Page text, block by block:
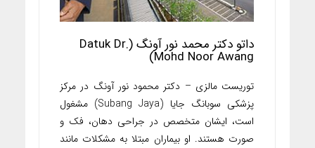
داتو دکتر محمد نور آونگ (Datuk Dr.
Mohd Noor Awang)
توریست مالزی – دکتر محمود نور آونگ در مرکز
پزشکی سوبانگ جایا (Subang Jaya) مشغول
است، ایشان متخصص در جراحی دهان، فک و
صورت هستند. او بیماران مبتلا به مشکلات مانند